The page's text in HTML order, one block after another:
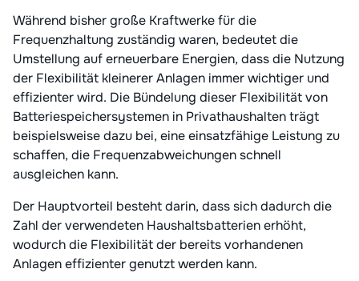
Während bisher große Kraftwerke für die
Frequenzhaltung zuständig waren, bedeutet die
Umstellung auf erneuerbare Energien, dass die Nutzung
der Flexibilität kleinerer Anlagen immer wichtiger und
effizienter wird. Die Bündelung dieser Flexibilität von
Batteriespeichersystemen in Privathaushalten trägt
beispielsweise dazu bei, eine einsatzfähige Leistung zu
schaffen, die Frequenzabweichungen schnell
ausgleichen kann.
Der Hauptvorteil besteht darin, dass sich dadurch die
Zahl der verwendeten Haushaltsbatterien erhöht,
wodurch die Flexibilität der bereits vorhandenen
Anlagen effizienter genutzt werden kann.